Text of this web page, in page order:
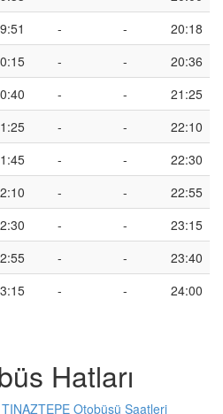
- -
20:18
- -
20:36
- -
21:25
- -
22:10
- -
22:30
- -
22:55
- -
23:15
- -
23:40
- - 24:00
Hatları
Otobüsü Saatleri